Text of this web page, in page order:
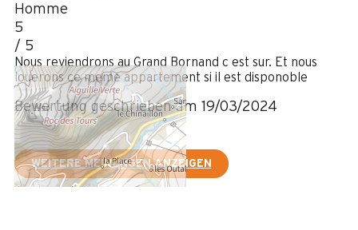
Homme
5
/ 5
Nous reviendrons au Grand Bornand c est sur. Et nous
louerons ce meme appartement si il est disponoble
Bewertung geschrieben am 19/03/2024
WEITERE MEINUNGEN ANZEIGEN